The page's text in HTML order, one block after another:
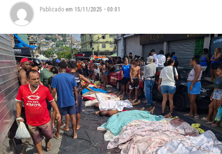
Publicado em 15/11/2025 - 00:01